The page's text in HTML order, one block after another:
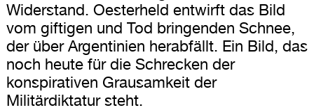
Widerstand. Oesterheld entwirft das Bild
vom giftigen und Tod bringenden Schnee,
der über Argentinien herabfällt. Ein Bild, das
noch heute für die Schrecken der
konspirativen Grausamkeit der
Militärdiktatur steht.